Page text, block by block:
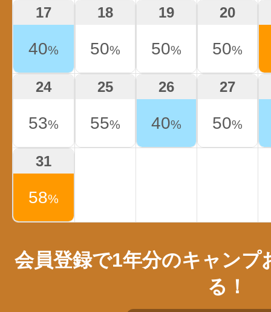
17
40%
18
50%
19
50%
20
50%
24
53%
25
55%
26
40%
27
50%
31
58%
会員登録で1年分のキャンプ
る！